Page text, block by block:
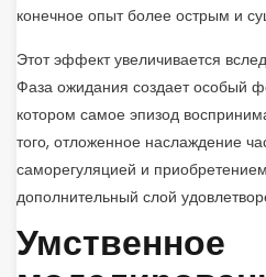
конечное опыт более острым и
Этот эффект увеличивается
Фаза ожидания создает особый
котором самое эпизод
того, отложенное наслаждение
саморегуляцией и
дополнительный слой
Умственное